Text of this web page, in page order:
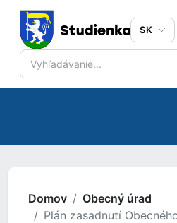
SK
Domov
Obecný úrad
Plán zasadnutí